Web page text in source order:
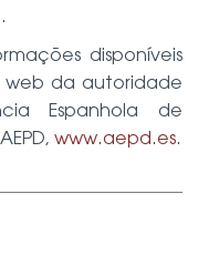
.
disponíveis
web da autoridade
Espanhola de
www.aepd.es.